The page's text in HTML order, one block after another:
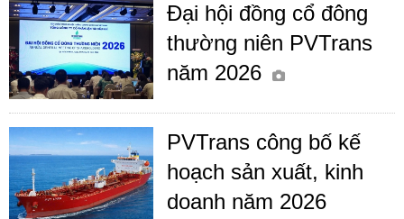
Đại hội đồng cổ đông
thường niên PVTrans
năm 2026
PVTrans công bố kế
hoạch sản xuất, kinh
doanh năm 2026